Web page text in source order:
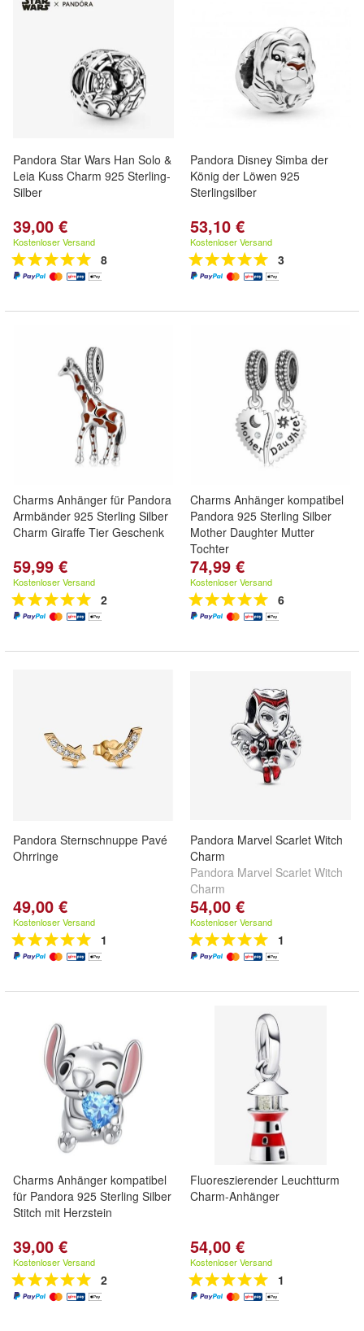
Pandora Star Wars Han Solo &
Leia Kuss Charm 925 Sterling-
Silber
39,00 €
Kostenloser Versand
8
Pandora Disney Simba der
König der Löwen 925
Sterlingsilber
53,10 €
Kostenloser Versand
3
Charms Anhänger für Pandora
Armbänder 925 Sterling Silber
Charm Giraffe Tier Geschenk
59,99 €
Kostenloser Versand
2
Charms Anhänger kompatibel
Pandora 925 Sterling Silber
Mother Daughter Mutter
Tochter
74,99 €
Kostenloser Versand
6
Pandora Sternschnuppe Pavé
Ohrringe
49,00 €
Kostenloser Versand
1
Pandora Marvel Scarlet Witch
Charm
Pandora Marvel Scarlet Witch
Charm
54,00 €
Kostenloser Versand
1
Charms Anhänger kompatibel
für Pandora 925 Sterling Silber
Stitch mit Herzstein
39,00 €
Kostenloser Versand
2
Fluoreszierender Leuchtturm
Charm-Anhänger
54,00 €
Kostenloser Versand
1